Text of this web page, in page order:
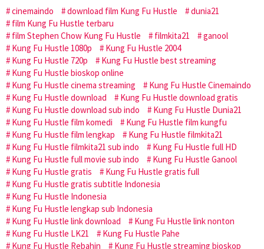
cinemaindo download film Kung Fu Hustle
dunia21
film Kung Fu Hustle terbaru
film Stephen Chow Kung Fu Hustle
filmkita21
ganool
Kung Fu Hustle 1080p
Kung Fu Hustle 2004
Kung Fu Hustle 720p
Kung Fu Hustle best streaming
Kung Fu Hustle bioskop online
Kung Fu Hustle cinema streaming
Kung Fu Hustle Cinemaindo
Kung Fu Hustle download
Kung Fu Hustle download gratis
Kung Fu Hustle download sub indo
Kung Fu Hustle Dunia21
Kung Fu Hustle film komedi
Kung Fu Hustle film kungfu
Kung Fu Hustle film lengkap
Kung Fu Hustle filmkita21
Kung Fu Hustle filmkita21 sub indo
Kung Fu Hustle full HD
Kung Fu Hustle full movie sub indo
Kung Fu Hustle Ganool
Kung Fu Hustle gratis
Kung Fu Hustle gratis full
Kung Fu Hustle gratis subtitle Indonesia
Kung Fu Hustle Indonesia
Kung Fu Hustle lengkap sub Indonesia
Kung Fu Hustle link download
Kung Fu Hustle link nonton
Kung Fu Hustle LK21
Kung Fu Hustle Pahe
Kung Fu Hustle Rebahin
Kung Fu Hustle streaming bioskop